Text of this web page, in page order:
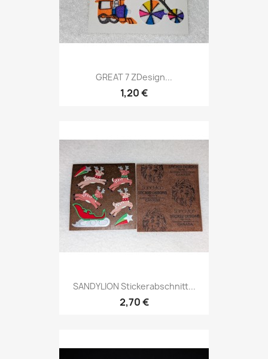
GREAT 7 ZDesign...
1,20 €
SANDYLION Stickerabschnitt...
2,70 €